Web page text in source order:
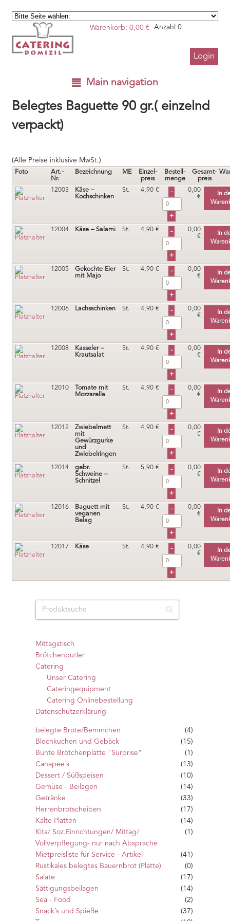
Login
Warenkorb: 0,00€ Anzahl 0
Main navigation
Belegtes Baguette 90 gr.( einzelnd
verpackt)
(Alle Preise inklusive MwSt.)
Foto
Art.-
Nr.
Bezeichnung ME
Einzel-
preis
Bestell-
menge
Gesamt-
preis
12003
Käse –
Kochschinken
St. 4,90€
0,00
€
In
12004 Käse – Salami St. 4,90€
0,00
€
In
12005
Gekochte Eier
mit Majo
St. 4,90€
0,00
€
In
12006 Lachsschinken St. 4,90€
0,00
€
In
12008
Kasseler –
Krautsalat
St. 4,90€
0,00
€
In
12010
Tomate mit
Mozzarella
St. 4,90€
0,00
€
In
12012
Zwiebelmett
mit
Gewürzgurke
und
Zwiebelringen
St. 4,90€
0,00
€
In
12014
gebr.
Schweine –
Schnitzel
St. 5,90€
0,00
€
In
12016
Baguett mit
veganen
Belag
St. 4,90€
0,00
€
In
12017 Käse St. 4,90€
0,00
€
In
Mittagstisch
Brötchenbutler
Catering
Unser Catering
Cateringequipment
Catering Onlinebestellung
Datenschutzerklärung
belegte Brote/Bemmchen
(4)
Blechkuchen und Gebäck
(15)
Bunte Brötchenplatte "Surprise"
(1)
Canapee´s
(13)
Dessert / Süßspeisen
(10)
Gemüse - Beilagen
(14)
Getränke
(33)
Herrenbrotscheiben
(17)
Kalte Platten
(14)
Kita/ Soz.Einrichtungen/ Mittag/
Vollverpflegung- nur nach Absprache
(1)
Mietpreisliste für Service - Artikel
(41)
Rustikales belegtes Bauernbrot (Platte)
(0)
Salate
(17)
Sättigungsbeilagen
(14)
Sea - Food
(2)
Snack´s und Spieße
(37)